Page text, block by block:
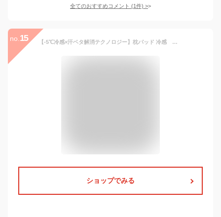
全てのおすすめコメント (1件) >
no. 15 【-5℃冷感×汗ベタ解消テクノロジー】枕パッド 冷感 夏用 Q-MAX0.56 気孔構造で頭の熱を逃がして、朝までさらっと＆ムレにくい 冷感枕カバー【CICA肌に優しい×帝人抗菌防臭防ダニ中綿】ひんやり枕パッド 夏用枕ぱっと 接触冷感 冷たい サラサラ 吸水速乾 洗える 45x65CM ブルー
ショップでみる